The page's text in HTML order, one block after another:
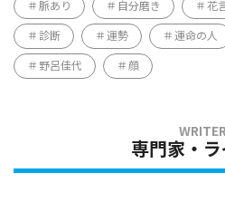
脈あり 自分磨き 花
診断 運勢 運命の人
野呂佳代 顔
専門家・ラ